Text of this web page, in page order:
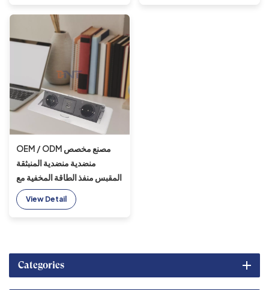
OEM / ODM مصنع مخصص
منضدية منضدية المنبثقة
المقبس منفذ الطاقة المخفية مع
مآخذ شحن USB مقبس طاولة
منبثق مخمد
View Detail
Categories